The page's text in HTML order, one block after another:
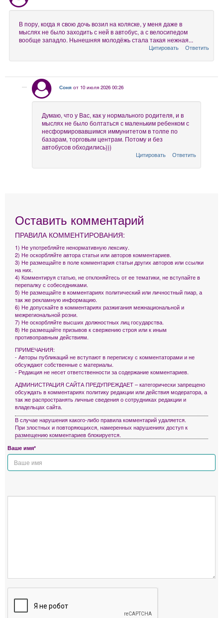
В пору, когда я свою дочь возил на коляске, у меня даже в
мыслях не было заходить с ней в автобус, а с велосипедом
вообще западло. Нынешняя молодёжь стала такая нежная...
Цитировать Ответить
Соня от 10 июля 2026 00:26
Думаю, что у Вас, как у нормального родителя, и в
мыслях не было болтаться с маленьким ребенком с
несформировавшимся иммунитетом в толпе по
базарам, торговым центрам. Потому и без
автобусов обходились)))
Цитировать Ответить
Оставить комментарий
ПРАВИЛА КОММЕНТИРОВАНИЯ:
1) Не употребляйте ненормативную лексику.
2) Не оскорбляйте автора статьи или авторов комментариев.
3) Не размещайте в поле комментария статьи других авторов или ссылки
на них.
4) Комментируя статью, не отклоняйтесь от ее тематики, не вступайте в
перепалку с собеседниками.
5) Не размещайте в комментариях политический или личностный пиар, а
так же рекламную информацию.
6) Не допускайте в комментариях разжигания межнациональной и
межрегиональной розни.
7) Не оскорбляйте высших должностных лиц государства.
8) Не размещайте призывов к свержению строя или к иным
противоправным действиям.
ПРИМЕЧАНИЯ:
- Авторы публикаций не вступают в переписку с комментаторами и не
обсуждают собственные с материалы.
- Редакция не несет ответственности за содержание комментариев.
АДМИНИСТРАЦИЯ САЙТА ПРЕДУПРЕЖДАЕТ – категорически запрещено
обсуждать в комментариях политику редакции или действия модератора, а
так же распространять личные сведения о сотрудниках редакции и
владельцах сайта.
В случае нарушения какого-либо правила комментарий удаляется.
При злостных и повторяющихся, намеренных нарушениях доступ к
размещению комментариев блокируется.
Ваше имя*